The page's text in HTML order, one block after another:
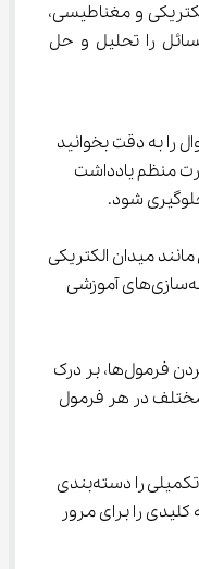
با میدان‌های الکتریکی و مغناطیسی،
مربوط به آن‌ها، مسائل را تحلیل و حل
به دقت بخوانید
را به صورت منظم یادداشت
شود.
میدان الکتریکی
یا مغناطیسی، از تصاویر و شبیه‌سازی‌های آموزشی
هنگام مطالعه، به جای حفظ کردن فرمول‌ها، بر درک
بین کمیت‌های مختلف در هر فرمول
مسائل کتاب درسی و تمرینات تکمیلی را دسته‌بندی
را برای مرور